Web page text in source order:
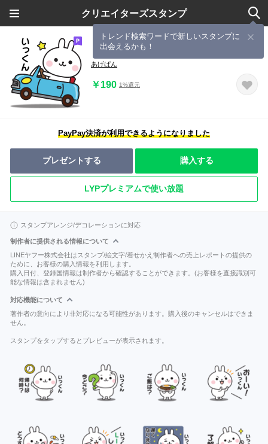
クリエイターズスタンプ
トレンド検索ワードで新しいスタンプに
出会えるかも！
【いっくん】に送る連絡スタンプ
あげぱん
￥190 1%還元
PayPay決済が利用できるようになりました
プレゼントする 購入する
LYPプレミアムで使い放題
スタンプアレンジ/デコレーションに対応
制作者に提供される情報について
LINEヤフー株式会社はスタンプ/絵文字/着せかえ制作者への売上レポートの提供の
ために、お客様の購入情報を利用します。
購入日付、登録国情報は制作者から確認することができます。(お客様を直接識別可
能な情報は含まれません)
対応機能について
著作者の意向により非対応になる可能性があります。購入後のキャンセルはできま
せん。
スタンプをタップするとプレビューが表示されます。